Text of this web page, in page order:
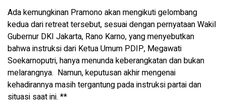
Ada kemungkinan Pramono akan mengikuti gelombang
kedua dari retreat tersebut, sesuai dengan pernyataan Wakil
Gubernur DKI Jakarta, Rano Karno, yang menyebutkan
bahwa instruksi dari Ketua Umum PDIP, Megawati
Soekarnoputri, hanya menunda keberangkatan dan bukan
melarangnya. Namun, keputusan akhir mengenai
kehadirannya masih tergantung pada instruksi partai dan
situasi saat ini. **